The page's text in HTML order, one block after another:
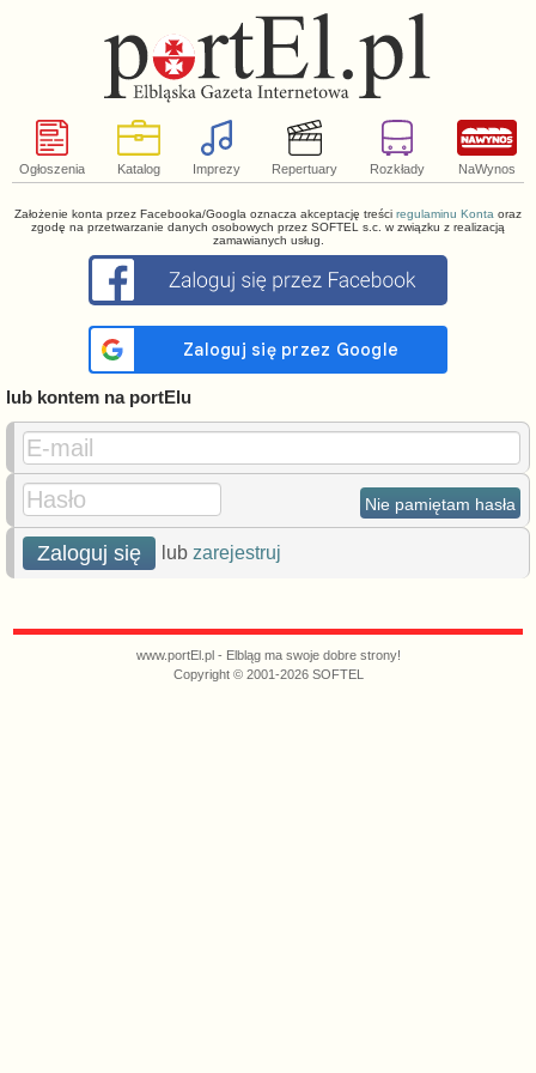
Ogłoszenia Katalog Imprezy Repertuary Rozkłady NaWynos
Założenie konta przez Facebooka/Googla oznacza akceptację treści regulaminu Konta oraz
zgodę na przetwarzanie danych osobowych przez SOFTEL s.c. w związku z realizacją
zamawianych usług.
lub kontem na portElu
E-mail
Hasło
Nie pamiętam hasła
Zaloguj się lub zarejestruj
www.portEl.pl - Elbląg ma swoje dobre strony!
Copyright © 2001-2026 SOFTEL